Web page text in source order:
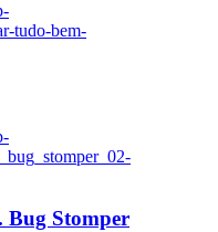
tudo-bem-
Bug Stomper